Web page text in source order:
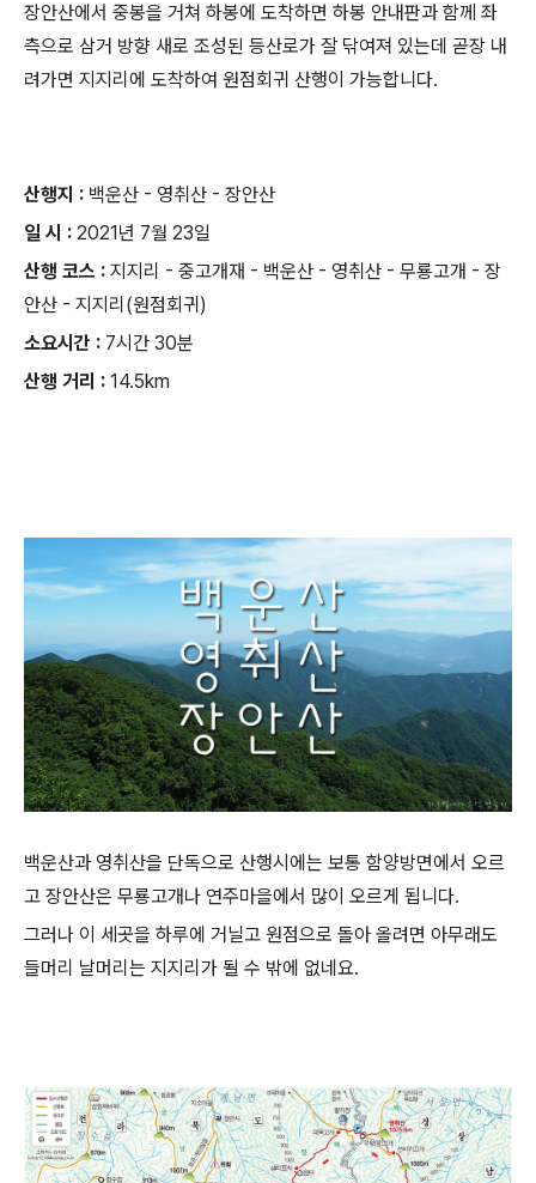
장안산에서 중봉을 거쳐 하봉에 도착하면 하봉 안내판과 함께 좌
측으로 삼거 방향 새로 조성된 등산로가 잘 닦여져 있는데 곧장 내
려가면 지지리에 도착하여 원점회귀 산행이 가능합니다.
산행지 : 백운산 - 영취산 - 장안산
일 시 : 2021년 7월 23일
산행 코스 : 지지리 - 중고개재 - 백운산 - 영취산 - 무룡고개 - 장
안산 - 지지리(원점회귀)
소요시간 : 7시간 30분
산행 거리 : 14.5km
백운산과 영취산을 단독으로 산행시에는 보통 함양방면에서 오르
고 장안산은 무룡고개나 연주마을에서 많이 오르게 됩니다.
그러나 이 세곳을 하루에 거닐고 원점으로 돌아 올려면 아무래도
들머리 날머리는 지지리가 될 수 밖에 없네요.